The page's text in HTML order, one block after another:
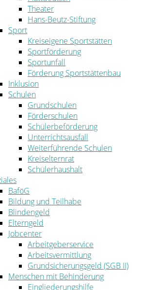
Theater
Hans-Beutz-Stiftung
Sport
Kreiseigene Sportstätten
Sportförderung
Sportunfall
Förderung Sportstättenbau
Inklusion
Schulen
Grundschulen
Förderschulen
Schülerbeförderung
Unterrichtsausfall
Weiterführende Schulen
Kreiselternrat
Schülerhaushalt
BaföG
Bildung und Teilhabe
Blindengeld
Elterngeld
Jobcenter
Arbeitgeberservice
Arbeitsvermittlung
Grundsicherungsgeld (SGB II)
Menschen mit Behinderung
Eingliederungshilfe